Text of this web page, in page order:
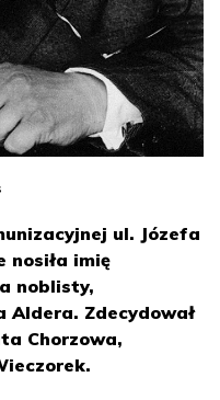
ul. Józefa
nosiła imię
noblisty,
Aldera. Zdecydował
Chorzowa,